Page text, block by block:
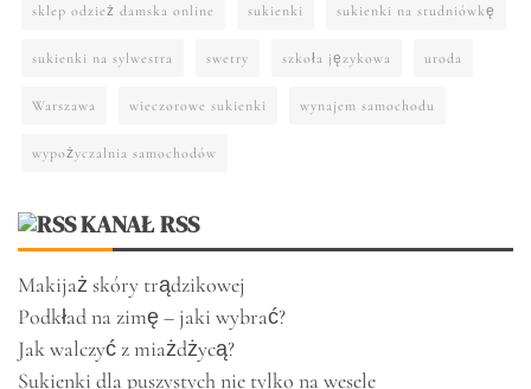
sklep odzież damska online sukienki sukienki na studniówkę
sukienki na sylwestra swetry szkoła językowa uroda
Warszawa wieczorowe sukienki wynajem samochodu
wypożyczalnia samochodów
KANAŁ RSS
Makijaż skóry trądzikowej
Podkład na zimę – jaki wybrać?
Jak walczyć z miażdżycą?
Sukienki dla puszystych nie tylko na wesele